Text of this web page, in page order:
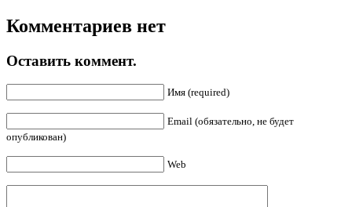
Комментариев нет
Оставить коммент.
Имя (required)
Email (обязательно, не будет
опубликован)
Web